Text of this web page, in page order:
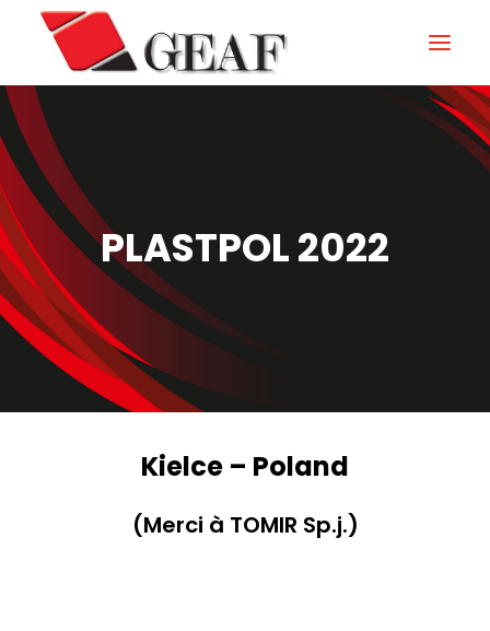
HOME
ENTERPRISE
KNOW-HOW
NOS SECTEURS
CONTACTEZ
NEWS ET ÉVÉNEMENTS
DOWNLOAD
PLASTPOL 2022
Kielce – Poland
(Merci à TOMIR Sp.j.)